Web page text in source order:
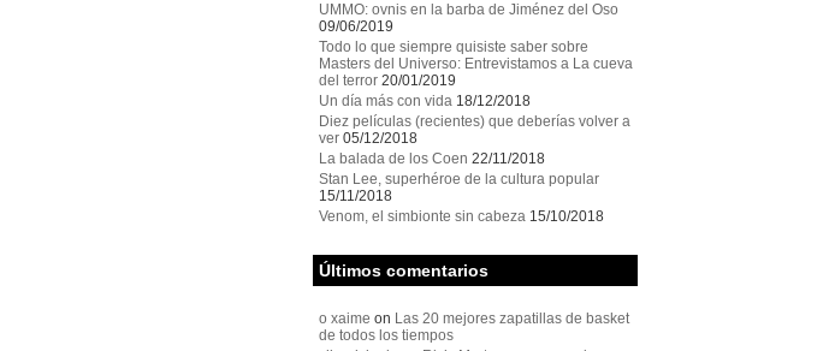
UMMO: ovnis en la barba de Jiménez del Oso
09/06/2019
Todo lo que siempre quisiste saber sobre
Masters del Universo: Entrevistamos a La cueva
del terror 20/01/2019
Un día más con vida 18/12/2018
Diez películas (recientes) que deberías volver a
ver 05/12/2018
La balada de los Coen 22/11/2018
Stan Lee, superhéroe de la cultura popular
15/11/2018
Venom, el simbionte sin cabeza 15/10/2018
Últimos comentarios
o xaime on Las 20 mejores zapatillas de basket
de todos los tiempos